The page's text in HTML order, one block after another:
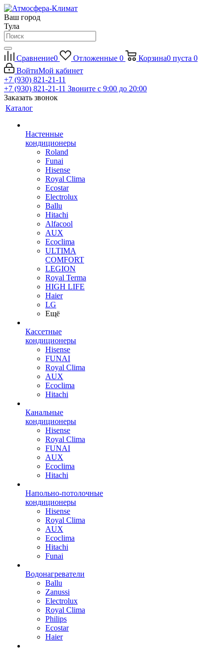
Ваш город
Тула
Сравнение0 Отложенные 0 Корзина0 пуста 0
ВойтиМой кабинет
+7 (930) 821-21-11
+7 (930) 821-21-11 Звоните с 9:00 до 20:00
Заказать звонок
Каталог
Настенные
кондиционеры
Roland
Funai
Hisense
Royal Clima
Ecostar
Electrolux
Ballu
Hitachi
Alfacool
AUX
Ecoclima
ULTIMA
COMFORT
LEGION
Royal Terma
HIGH LIFE
Haier
LG
Ещё
Кассетные
кондиционеры
Hisense
FUNAI
Royal Clima
AUX
Ecoclima
Hitachi
Канальные
кондиционеры
Hisense
Royal Clima
FUNAI
AUX
Ecoclima
Hitachi
Напольно-потолочные
кондиционеры
Hisense
Royal Clima
AUX
Ecoclima
Hitachi
Funai
Водонагреватели
Ballu
Zanussi
Electrolux
Royal Clima
Philips
Ecostar
Haier